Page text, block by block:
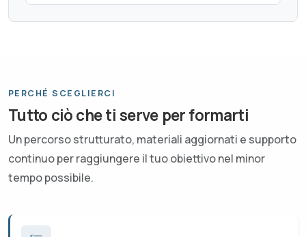
PERCHÉ SCEGLIERCI
Tutto ciò che ti serve per formarti
Un percorso strutturato, materiali aggiornati e supporto
continuo per raggiungere il tuo obiettivo nel minor
tempo possibile.